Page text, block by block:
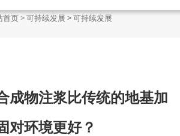
首页>可持续发展 >可持续发展
成物注浆比传统的地基加
对环境更好？